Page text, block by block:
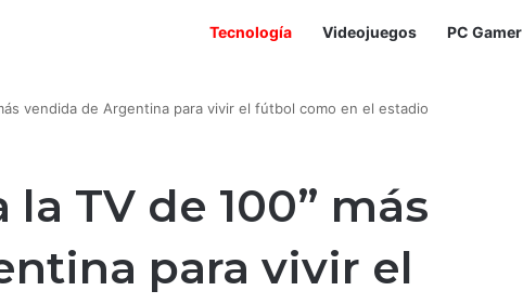
Tecnología Videojuegos PC Gamer
vendida de Argentina para vivir el fútbol como en el estadio
TV de 100” más
para vivir el